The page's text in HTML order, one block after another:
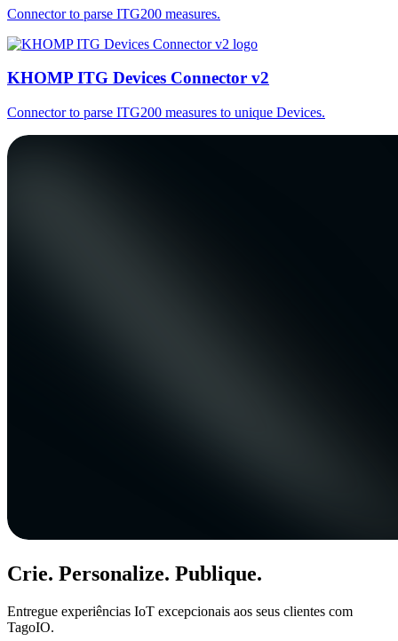
Connector to parse ITG200 measures.
KHOMP ITG Devices Connector v2
Connector to parse ITG200 measures to unique Devices.
Crie. Personalize. Publique.
Entregue experiências IoT excepcionais aos seus clientes com
TagoIO.